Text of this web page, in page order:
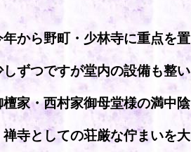
から野町・少林寺に重点を置
ずつですが堂内の設備も整い
家・西村家御母堂様の満中陰
寺としての荘厳な佇まいを大